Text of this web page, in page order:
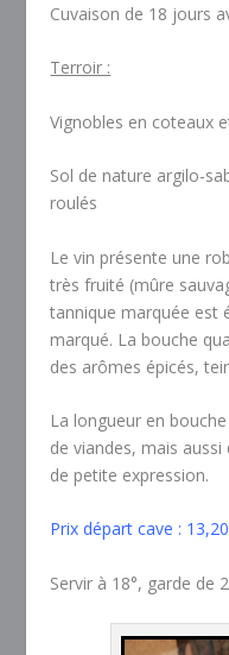
Cuvaison de 18 jours
Terroir :
Vignobles en coteaux
Sol de nature argilo-
roulés
Le vin présente une
très fruité (mûre
tannique marquée est
marqué. La bouche
des arômes épicés,
La longueur en
de viandes, mais aussi
de petite expression.
Prix départ cave :
Servir à 18°, garde de